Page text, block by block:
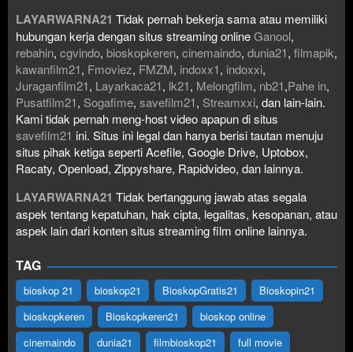
LAYARWARNA21 Tidak pernah bekerja sama atau memiliki
hubungan kerja dengan situs streaming onlineGanool,
rebahin, cgvindo, bioskopkeren, cinemaindo, dunia21, filmapik,
kawanfilm21, Fmoviez, FMZM, indoxx1, indoxxi,
Juraganfilm21, Layarkaca21, lk21, Melongfilm, nb21,Pahe in,
Pusatfilm21, Sogafime, savefilm21, Streamxxi, dan lain-lain.
Kami tidak pernah meng-host video apapun di situs
savefilm21 ini. Situs ini legal dan hanya berisi tautan menuju
situs pihak ketiga seperti Acefile, Google Drive, Uptobox,
Racaty, Openload, Zippyshare, Rapidvideo, dan lainnya.
LAYARWARNA21 Tidak bertanggung jawab atas segala
aspek tentang kepatuhan, hak cipta, legalitas, kesopanan, atau
aspek lain dari konten situs streaming film online lainnya.
TAG
bioskop 21 bioskop21 BioskopGratis21
Bioskopin21
bioskopkeren
Bioskopkeren21
bioskop online
cinemaindo
dunia21 filmbioskop21 full movie